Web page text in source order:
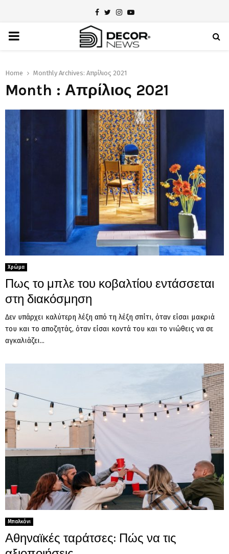
Facebook
TwitterInstagram
Youtube
PRIMARY
Home Monthly Archives: Απρίλιος 2021
Month : Απρίλιος 2021
Χρώμα
Πως το μπλε του κοβαλτίου εντάσσεται
στη διακόσμηση
Δεν υπάρχει καλύτερη λέξη από τη λέξη σπίτι, όταν είσαι μακριά
του και το αποζητάς, όταν είσαι κοντά του και το νιώθεις να σε
αγκαλιάζει...
Μπαλκόνι
Αθηναϊκές ταράτσες: Πώς να τις